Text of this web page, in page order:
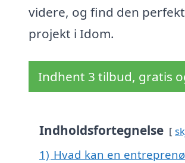
videre, og find den
projekt i Idom.
Indhent 3 tilbud, gratis
Indholdsfortegnelse
1) Hvad kan en